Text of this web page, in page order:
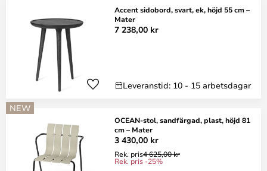
Accent sidobord, svart, ek, höjd 55 cm –
Mater
7 238,00 kr
Leveranstid: 10 - 15 arbetsdagar
NEW
OCEAN-stol, sandfärgad, plast, höjd 81
cm – Mater
3 430,00 kr
Rek. pris4 625,00 kr
Rek. pris -25%